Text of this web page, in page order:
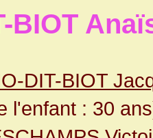
BIOT
DIT-BIOT
l'enfant : 30